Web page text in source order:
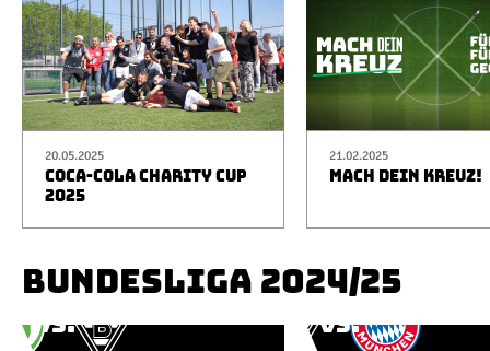
20.05.2025
COCA-COLA CHARITY CUP
2025
21.02.2025
MACH DEIN KREUZ!
BUNDESLIGA 2024/25